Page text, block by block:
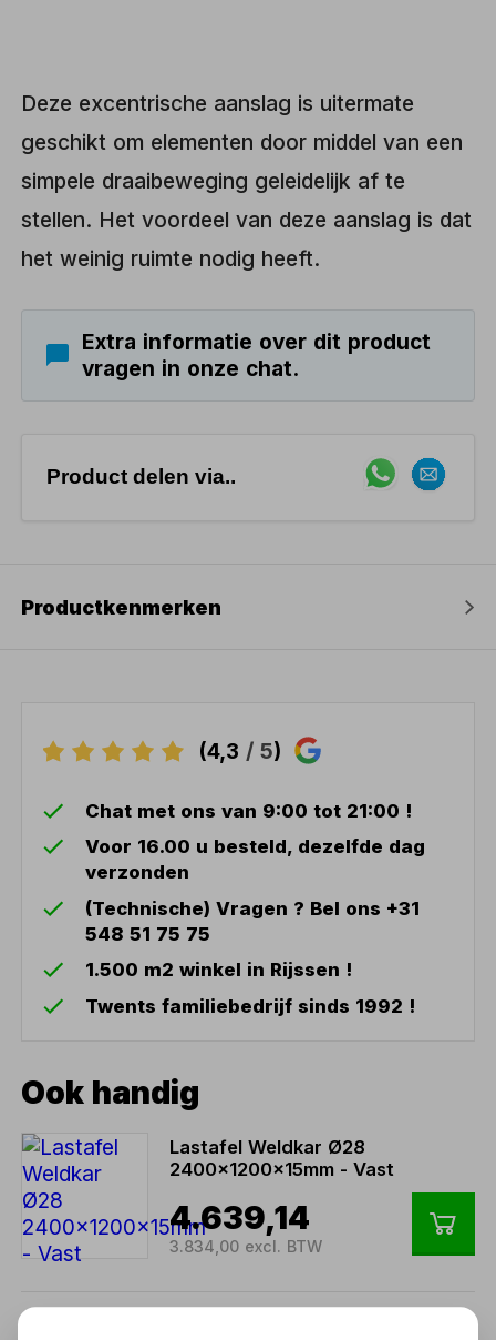
Deze excentrische aanslag is uitermate
geschikt om elementen door middel van een
simpele draaibeweging geleidelijk af te
stellen. Het voordeel van deze aanslag is dat
het weinig ruimte nodig heeft.
Extra informatie over dit product
vragen in onze chat.
Product delen via..
Productkenmerken
(4,3 / 5)
Chat met ons van 9:00 tot 21:00 !
Voor 16.00 u besteld, dezelfde dag
verzonden
(Technische) Vragen ? Bel ons +31
548 51 75 75
1.500 m2 winkel in Rijssen !
Twents familiebedrijf sinds 1992 !
Ook handig
Lastafel Weldkar Ø28
2400x1200x15mm - Vast
4.639,14
3.834,00 excl. BTW